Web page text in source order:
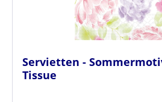
Servietten -
Tissue